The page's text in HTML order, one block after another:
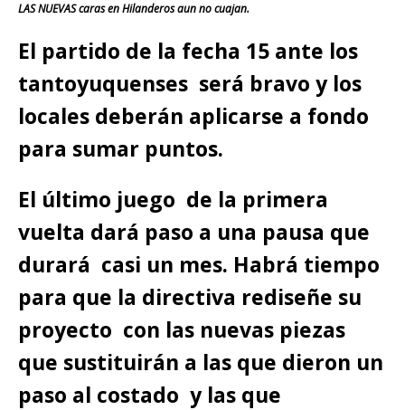
LAS NUEVAS caras en Hilanderos aun no cuajan.
El partido de la fecha 15 ante los
tantoyuquenses será bravo y los
locales deberán aplicarse a fondo
para sumar puntos.
El último juego de la primera
vuelta dará paso a una pausa que
durará casi un mes. Habrá tiempo
para que la directiva rediseñe su
proyecto con las nuevas piezas
que sustituirán a las que dieron un
paso al costado y las que